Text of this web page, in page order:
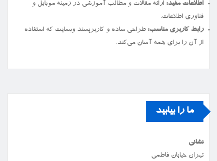
اطلاعات مفید: ارائه مقالات و مطالب آموزشی در زمینه موبایل و
فناوری اطلاعات.
رابط کاربری مناسب: طراحی ساده و کاربرپسند وبسایت که استفاده
از آن را برای همه آسان می‌کند.
ما را بیابید
نشانی
تهران خیابان فاطمی